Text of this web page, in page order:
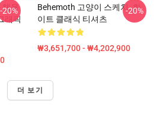
채용
래픽
-20%
Behemoth 고양이 스케치. 화
이트 클래식 티셔츠
₩3,651,700 - ₩4,202,900
-20%
더 보기